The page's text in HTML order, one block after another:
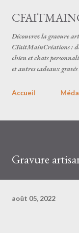
Découvrez la gravure
CFaitMainCréations :
chien et chats
et autres cadeaux
Accueil
Gravure
août 05, 2022